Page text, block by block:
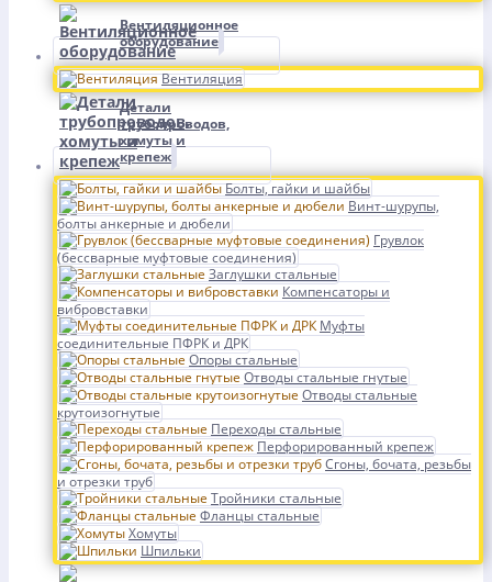
Вентиляционное
оборудование
Вентиляция
Детали
трубопроводов,
хомуты и
крепеж
Болты, гайки и шайбы
Винт-шурупы,
болты анкерные и дюбели
Грувлок
(бессварные муфтовые соединения)
Заглушки стальные
Компенсаторы и
вибровставки
Муфты
соединительные ПФРК и ДРК
Опоры стальные
Отводы стальные гнутые
Отводы стальные
крутоизогнутые
Переходы стальные
Перфорированный крепеж
Сгоны, бочата, резьбы
и отрезки труб
Тройники стальные
Фланцы стальные
Хомуты
Шпильки